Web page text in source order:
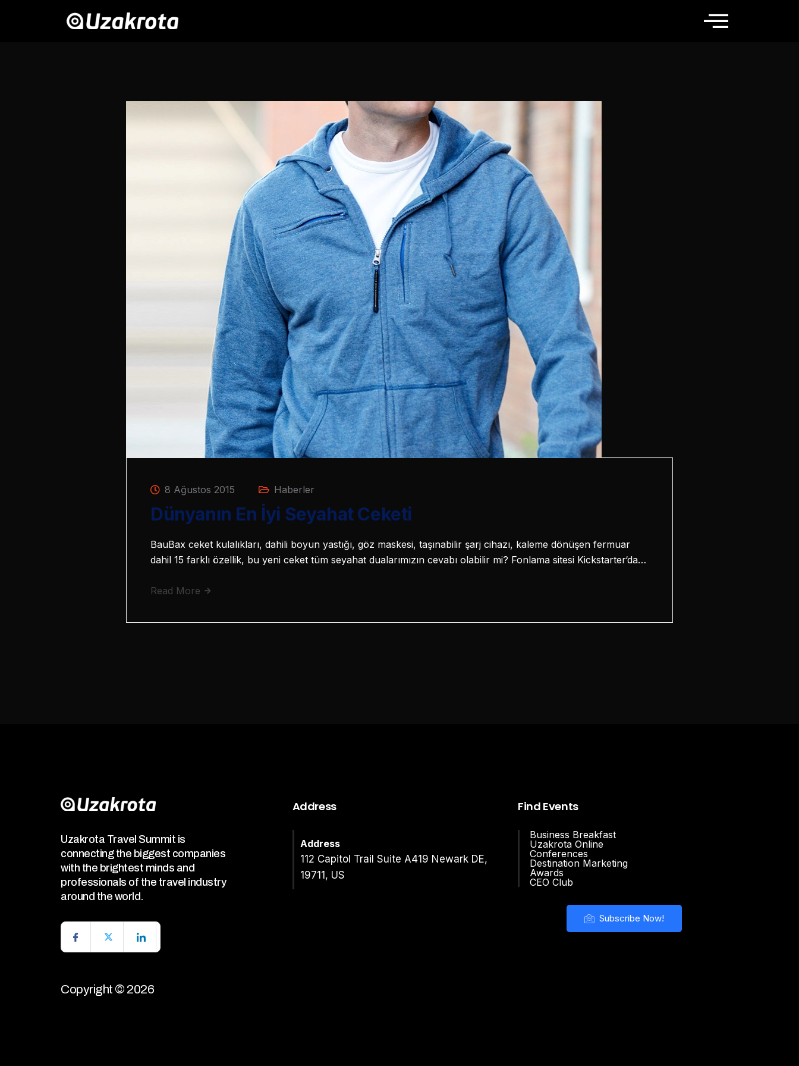
8 Ağustos 2015 Haberler
Dünyanın En İyi ‪Seyahat‬ Ceketi
BauBax ceket kulalıkları, dahili boyun yastığı, göz maskesi, taşınabilir şarj cihazı, kaleme dönüşen fermuar
dahil 15 farklı özellik, bu yeni ceket tüm seyahat dualarımızın cevabı olabilir mi? Fonlama sitesi Kickstarter‘da…
Read More
Uzakrota Travel Summit is
connecting the biggest companies
with the brightest minds and
professionals of the travel industry
around the world.
Copyright © 2026
Address
Address
112 Capitol Trail Suite A419 Newark DE,
19711, US
Find Events
Business Breakfast
Uzakrota Online
Conferences
Destination Marketing
Awards
CEO Club
Subscribe Now!